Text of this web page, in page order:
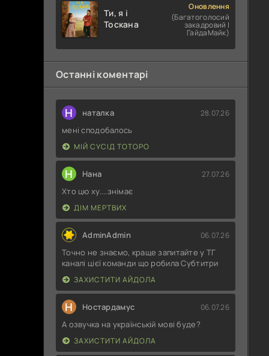
Ти, я і
Тоскана
Оновлення
(Багатоголосий
закадровий |
ГайдаМайк)
Останні коментарі
Н наталка 28.07.26
мені сподобалось
МІЙ СУСІД ТОТОРО
Н Нана 27.07.26
Хто цю ху....знімає
ДІМ МЕРТВИХ
AdminAdmin 06.07.26
Точно не знаємо, краще запитайте у ТГ
каналі цієї команди що робила Субтитри
ЗАХИСТИТИ АЙДОЛА
Н Ностардамус 06.07.26
А озвучка на українській мові буде?
ЗАХИСТИТИ АЙДОЛА